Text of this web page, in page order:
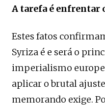
A tarefa é enfrentar
Estes fatos
Syriza é e será o
imperialismo
aplicar o brutal
memorando exige.